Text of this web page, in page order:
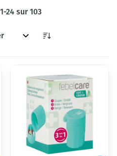
1-24sur103